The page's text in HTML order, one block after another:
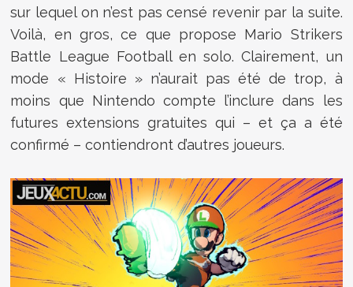
sur lequel on n’est pas censé revenir par la suite.
Voilà, en gros, ce que propose Mario Strikers
Battle League Football en solo. Clairement, un
mode « Histoire » n’aurait pas été de trop, à
moins que Nintendo compte l’inclure dans les
futures extensions gratuites qui – et ça a été
confirmé – contiendront d’autres joueurs.